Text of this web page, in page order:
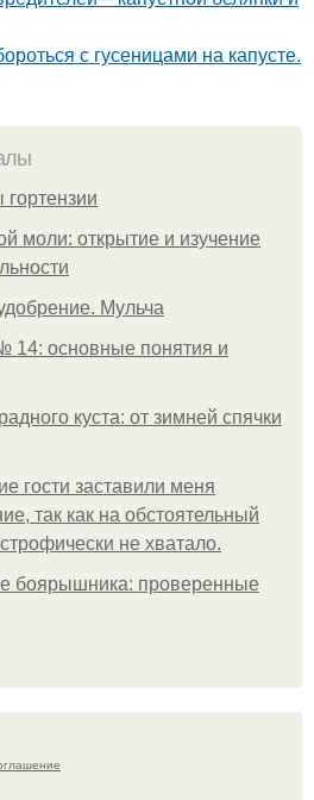
с гусеницами на капусте.
моли: открытие и изучение
Мульча
14: основные понятия и
куста: от зимней спячки
гости заставили меня
так как на обстоятельный
не хватало.
боярышника: проверенные